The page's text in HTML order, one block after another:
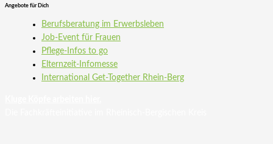
Angebote für Dich
Berufsberatung im Erwerbsleben
Job-Event für Frauen
Pflege-Infos to go
Elternzeit-Infomesse
International Get-Together Rhein-Berg